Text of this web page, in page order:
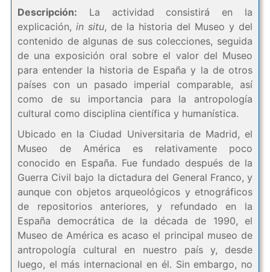
Descripción: La actividad consistirá en la
explicación, in situ, de la historia del Museo y del
contenido de algunas de sus colecciones, seguida
de una exposición oral sobre el valor del Museo
para entender la historia de España y la de otros
países con un pasado imperial comparable, así
como de su importancia para la antropología
cultural como disciplina científica y humanística.
Ubicado en la Ciudad Universitaria de Madrid, el
Museo de América es relativamente poco
conocido en España. Fue fundado después de la
Guerra Civil bajo la dictadura del General Franco, y
aunque con objetos arqueológicos y etnográficos
de repositorios anteriores, y refundado en la
España democrática de la década de 1990, el
Museo de América es acaso el principal museo de
antropología cultural en nuestro país y, desde
luego, el más internacional en él. Sin embargo, no